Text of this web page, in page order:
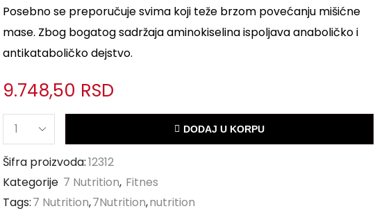
Posebno se preporučuje svima koji teže brzom povećanju mišićne
mase. Zbog bogatog sadržaja aminokiselina ispoljava anaboličko i
antikataboličko dejstvo.
9.748,50 RSD
DODAJ U KORPU
Šifra proizvoda:12312
Kategorije 7 Nutrition, Fitnes
Tags:7 Nutrition,7Nutrition,nutrition